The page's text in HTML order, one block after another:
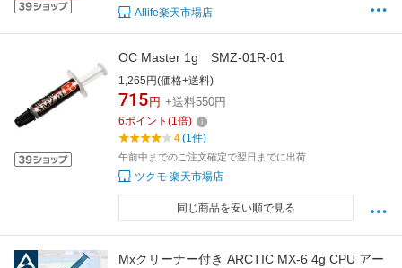
Allife楽天市場店
OC Master 1g SMZ-01R-01
1,265円(価格+送料)
715 円 +送料550円
6ポイント (1倍)
4(1件)
午前中までのご注文確定で翌日までに出荷
ツクモ 楽天市場店
同じ商品を安い順で見る
Mxクリーナー付き ARCTIC MX-6 4g CPU アー